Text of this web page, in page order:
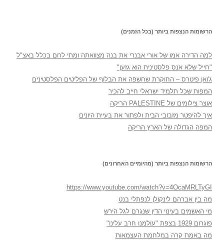
הרשומות הנצפות ביותר (בכל הזמנים)
למה הדירה אמו של אורי אבנרי את בנה מצוואתה ומתי לחם בכלל באצ"ל
"חייל שלא אנס פלסטינית הוא גזען"
ג'ואן פיטרס – החוקרת שחשפה את הבלוף של הפליטים הפלסטינים
המפות שכל תלמיד ישראלי חייב להכיר
אוצר צילומים של PALESTINE הריקה
איך להיפטר מזבובי הבית ולפתור את בעיית היונים
המפה הגדולה של הארץ הריקה
הרשומות הנצפות ביותר (מהיומיים האחרונים)
https://www.youtube.com/watch?v=4OcaMRLTyGI
מה בין אברהם לינקולן לנפתלי בנט
מי האשמים בעינוי הדין שנגרם לגל הירש
פוגרום 1929 בצפת "עולמנו חרב עלינו"
מה באמת קרה במלחמת העצמאות